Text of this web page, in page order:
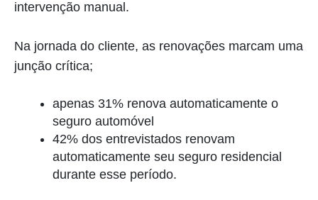
intervenção manual.
Na jornada do cliente, as renovações marcam uma
junção crítica;
apenas 31% renova automaticamente o
seguro automóvel
42% dos entrevistados renovam
automaticamente seu seguro residencial
durante esse período.